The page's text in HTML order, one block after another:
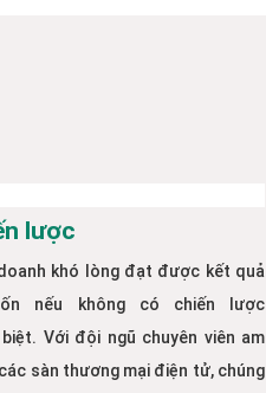
lược
khó lòng đạt được kết quả
nếu không có chiến lược
Với đội ngũ chuyên viên am
sàn thương mại điện tử, chúng